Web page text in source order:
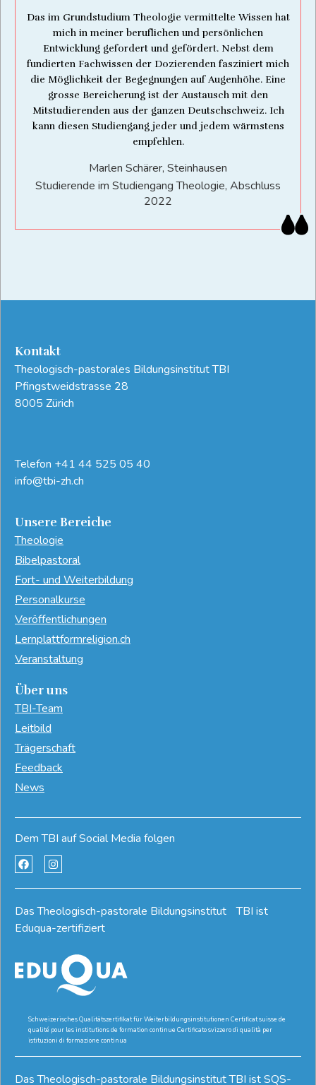
Das im Grundstudium Theologie vermittelte Wissen hat
mich in meiner beruflichen und persönlichen
Entwicklung gefordert und gefördert. Nebst dem
fundierten Fachwissen der Dozierenden fasziniert mich
die Möglichkeit der Begegnungen auf Augenhöhe. Eine
grosse Bereicherung ist der Austausch mit den
Mitstudierenden aus der ganzen Deutschschweiz. Ich
kann diesen Studiengang jeder und jedem wärmstens
empfehlen.
Marlen Schärer, Steinhausen
Studierende im Studiengang Theologie, Abschluss
2022
Kontakt
Theologisch-pastorales Bildungsinstitut TBI
Pfingstweidstrasse 28
8005 Zürich
Telefon +41 44 525 05 40
info@tbi-zh.ch
Unsere Bereiche
Theologie
Bibelpastoral
Fort- und Weiterbildung
Personalkurse
Veröffentlichungen
Lernplattformreligion.ch
Veranstaltung
Über uns
TBI-Team
Leitbild
Trägerschaft
Feedback
News
Das Theologisch-pastorale Bildungsinstitut TBI ist
Eduqua-zertifiziert
Schweizerisches Qualitätszertifikat für Weiterbildungsinstitutionen Certificat suisse de
qualité pour les institutions de formation continue Certificato svizzero di qualità per
istituzioni di formazione continua
Das Theologisch-pastorale Bildungsinstitut TBI ist SQS-
Dem TBI auf Social Media folgen